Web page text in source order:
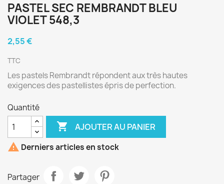
PASTEL SEC REMBRANDT BLEU
VIOLET 548,3
2,55 €
TTC
Les pastels Rembrandt répondent aux très hautes
exigences des pastellistes épris de perfection.
Quantité
 AJOUTER AU PANIER
 Derniers articles en stock
Partager